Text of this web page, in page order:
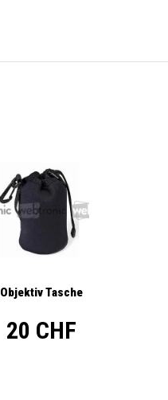
Objektiv Tasche
20 CHF